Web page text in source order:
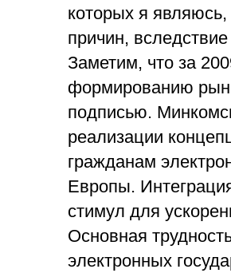
которых я
причин,
Заметим, что за
формированию
подписью.
реализации
гражданам
Европы.
стимул для
Основная
электронных